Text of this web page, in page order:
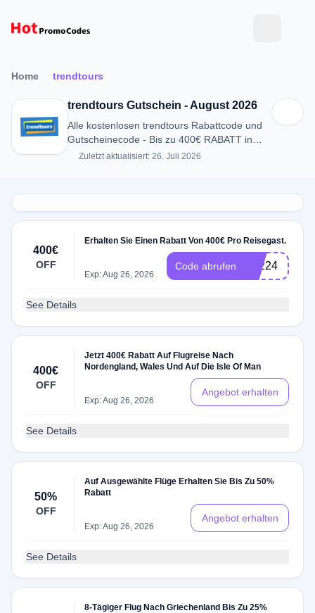
Home trendtours
trendtours Gutschein - August 2026
Alle kostenlosen trendtours Rabattcode und
Gutscheinecode - Bis zu 400€ RABATT in
August 2026
Zuletzt aktualisiert: 26. Juli 2026
400€
OFF
Erhalten Sie Einen Rabatt Von 400€ Pro Reisegast.
Exp: Aug 26, 2026
Code abrufen S3224
See Details
400€
OFF
Jetzt 400€ Rabatt Auf Flugreise Nach
Nordengland, Wales Und Auf Die Isle Of Man
Exp: Aug 26, 2026
Angebot erhalten
See Details
50%
OFF
Auf Ausgewählte Flüge Erhalten Sie Bis Zu 50%
Rabatt
Exp: Aug 26, 2026
Angebot erhalten
See Details
8-Tägiger Flug Nach Griechenland Bis Zu 25%